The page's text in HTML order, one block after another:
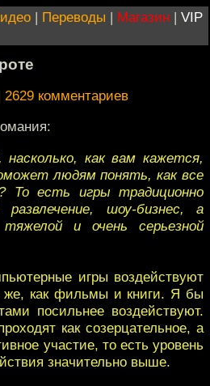
| Переводы | Магазин | VIP
2629 комментариев
как вам кажется,
людям понять, как все
То есть игры традиционно
шоу-бизнес, а
и очень серьезной
игры воздействуют
же, как фильмы и книги. Я бы
посильнее воздействуют.
как созерцательное, а
участие, то есть уровень
значительно выше.